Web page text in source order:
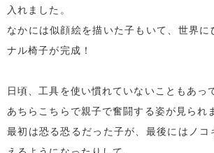
入れました。
なかには似顔絵を描いた子もいて、世界に
ナル椅子が完成！
日頃、工具を使い慣れていないこともあっ
あちらこちらで親子で奮闘する姿が見られ
最初は恐る恐るだった子が、最後にはノコ